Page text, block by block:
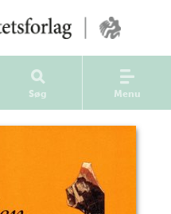
Søg Menu